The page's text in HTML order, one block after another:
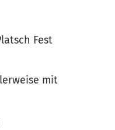
Fest
mit